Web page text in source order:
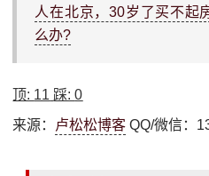
人在北京，30岁了买不起
么办?
顶: 11 踩:0
来源： 卢松松博客 QQ/微信：